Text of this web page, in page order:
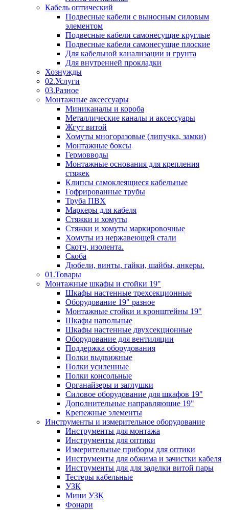
Кабель оптический
Подвесные кабели с выносным силовым
элементом
Подвесные кабели самонесущие круглые
Подвесные кабели самонесущие плоские
Для кабельной канализации и грунта
Для внутренней прокладки
Хознужды
02.Услуги
03.Разное
Монтажные аксессуары
Миниканалы и короба
Металлические каналы и аксессуары
Жгут витой
Хомуты многоразовые (липучка, замки)
Монтажные боксы
Гермовводы
Монтажные основания для крепления
стяжек
Клипсы самоклеящиеся кабельные
Гофрированные трубы
Труба ПВХ
Маркеры для кабеля
Стяжки и хомуты
Стяжки и хомуты маркировочные
Хомуты из нержавеющей стали
Скотч, изолента.
Скоба
Дюбели, винты, гайки, шайбы, анкеры.
01.Товары
Монтажные шкафы и стойки 19"
Шкафы настенные трехсекционные
Оборудование 19" разное
Монтажные стойки и кронштейны 19"
Шкафы напольные
Шкафы настенные двухсекционные
Оборудование для вентиляции
Поддержка оборудования
Полки выдвижные
Полки усиленные
Полки консольные
Органайзеры и заглушки
Силовое оборудование для шкафов 19"
Дополнительные направляющие 19"
Крепежные элементы
Инструменты и измерительное оборудование
Инструменты для монтажа
Инструменты для оптики
Измерительные приборы для оптики
Инструменты для обжима и зачистки кабеля
Инструменты для для заделки витой пары
Тестеры кабельные
УЗК
Мини УЗК
Фонари